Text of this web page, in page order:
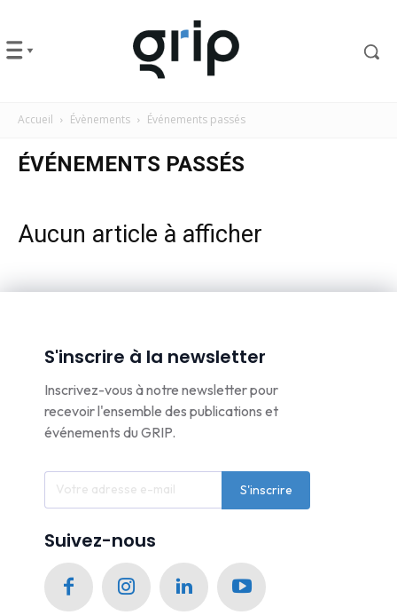
Accueil Évènements Événements passés
ÉVÉNEMENTS PASSÉS
Aucun article à afficher
S'inscrire à la newsletter
Inscrivez-vous à notre newsletter pour
recevoir l'ensemble des publications et
événements du GRIP.
S'inscrire
Suivez-nous